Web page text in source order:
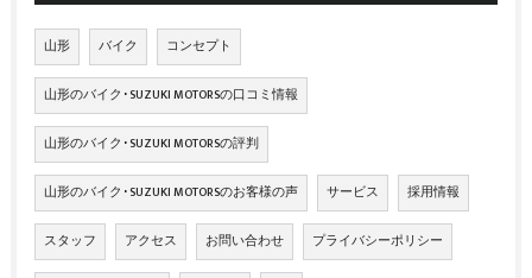
山形 バイク コンセプト
山形のバイク･SUZUKI MOTORSの口コミ情報
山形のバイク･SUZUKI MOTORSの評判
山形のバイク･SUZUKI MOTORSのお客様の声 サービス 採用情報
スタッフ アクセス お問い合わせ プライバシーポリシー